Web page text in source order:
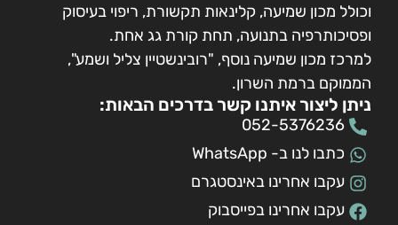
וכולל מכון שמיעה, קלינאות תקשורת, ריפוי בעיסוק
ופסיכותרפיה בתנועה, תחת קורת גג אחת.
למרכז מכון שמיעה נוסף, "רובינשטיין צליל ושמע",
הממוקם ברמת השרון.
ניתן ליצור איתנו קשר בדרכים הבאות:
052-5376236
כתבו לנו ב- WhatsApp
עקבו אחרינו באינסטגרם
עקבו אחרינו בפייסבוק